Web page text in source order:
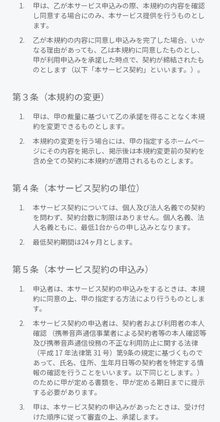
甲は、乙が本サービス申込みの際、本規約の内容を確認
し同意する場合にのみ、本サービス提供を行うものとし
ます。
乙が本規約の内容に同意し申込みを完了した場合、いか
なる理由があっても、乙は本規約に同意したものとし、
甲が利用申込みを承諾した時点で、契約が締結されたも
のとします（以下「本サービス契約」といいます。）。
第３条（本規約の変更）
甲は、甲の裁量に基づいて乙の承諾を得ることなく本規
約を変更できるものとします。
本規約の変更を行う場合には、甲の指定するホームペー
ジにその内容を掲示し、掲示後は本規約変更前の契約を
含め全ての契約に本規約が適用されるものとします。
第４条（本サービス契約の単位）
本サービス契約については、個人及び法人名義での契約
を問わず、契約台数に制限はありません。個人名義、法
人名義ともに、最低1台からの申し込みとなります。
最低契約期間は24ヶ月とします。
第５条（本サービス契約の申込み）
申込者は、本サービス契約の申込みをするときは、本規
約に同意の上、甲の指定する方法により行うものとしま
す。
本サービス契約の申込者は、契約者および利用者の本人
確認 （携帯音声通信事業者による契約者等の本人確認等
及び携帯音声通信役務の不正な利用防止に関する法律
（平成 17 年法律第 31 号）第9条の規定に基づくもので
あって、氏名、住所、生年月日等の契約者を特定する情
報の確認を行うことをいいます。以下同じとします。）
のために甲が定める書類を、甲が定める期日までに提示
する必要があります。
甲は、本サービス契約の申込みがあったときは、受け付
けた順序に従って審査の上、承諾します。